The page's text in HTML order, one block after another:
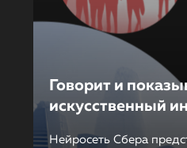
Говорит и
искусственный
Нейросеть Сбера